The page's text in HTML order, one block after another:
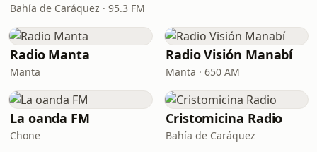
Bahía de Caráquez · 95.3 FM
Radio Manta
Manta
Radio Visión Manabí
Manta · 650 AM
La oanda FM
Chone
Cristomicina Radio
Bahía de Caráquez